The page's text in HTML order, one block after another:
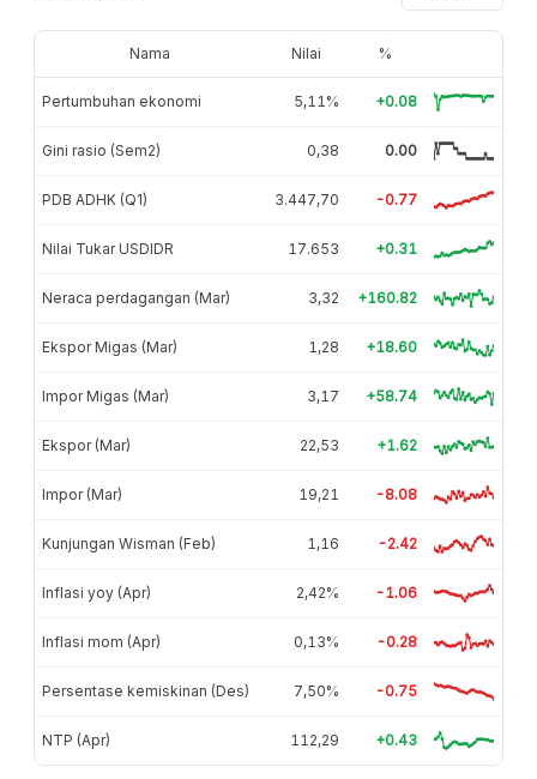
Nama Nilai %
Pertumbuhan ekonomi 5,11% +0.08
Gini rasio (Sem2) 0,38 0.00
PDB ADHK (Q1) 3.447,70 -0.77
Nilai Tukar USDIDR 17.653 +0.31
Neraca perdagangan (Mar) 3,32 +160.82
Ekspor Migas (Mar) 1,28 +18.60
Impor Migas (Mar) 3,17 +58.74
Ekspor (Mar) 22,53 +1.62
Impor (Mar) 19,21 -8.08
Kunjungan Wisman (Feb) 1,16 -2.42
Inflasi yoy (Apr) 2,42% -1.06
Inflasi mom (Apr) 0,13% -0.28
Persentase kemiskinan (Des) 7,50% -0.75
NTP (Apr) 112,29 +0.43